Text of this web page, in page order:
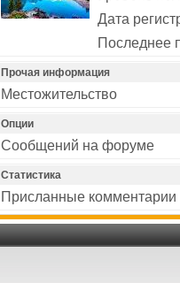
Дата
Последнее
Прочая информация
Местожительство
Опции
Сообщений на форуме
Статистика
Присланные комментарии